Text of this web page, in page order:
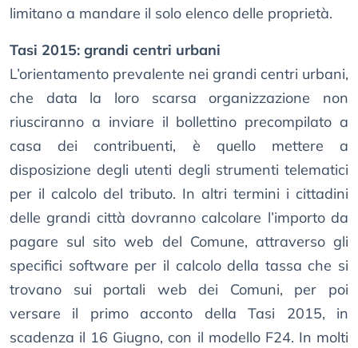
limitano a mandare il solo elenco delle proprietà.
Tasi 2015: grandi centri urbani
L’orientamento prevalente nei grandi centri urbani,
che data la loro scarsa organizzazione non
riusciranno a inviare il bollettino precompilato a
casa dei contribuenti, è quello mettere a
disposizione degli utenti degli strumenti telematici
per il calcolo del tributo. In altri termini i cittadini
delle grandi città dovranno calcolare l’importo da
pagare sul sito web del Comune, attraverso gli
specifici software per il calcolo della tassa che si
trovano sui portali web dei Comuni, per poi
versare il primo acconto della Tasi 2015, in
scadenza il 16 Giugno, con il modello F24. In molti